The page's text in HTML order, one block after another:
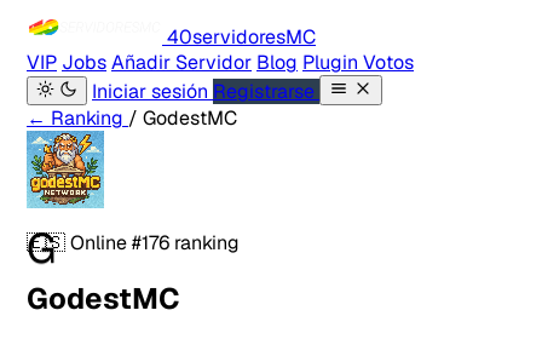
40servidoresMC
VIP JobsAñadir Servidor Blog Plugin Votos
Iniciar sesión Registrarse
← Ranking / GodestMC
G
🇪🇸Online#176 ranking
GodestMC